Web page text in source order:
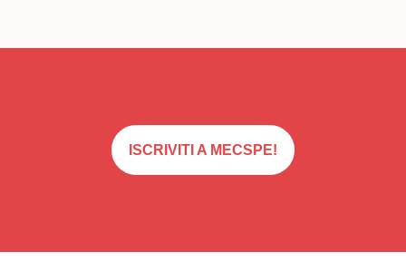
ISCRIVITI A MECSPE!